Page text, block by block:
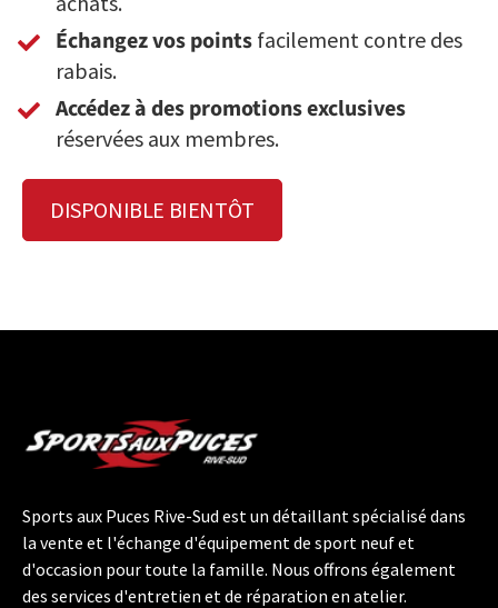
Échangez vos points facilement contre des
rabais.
Accédez à des promotions exclusives
réservées aux membres.
DISPONIBLE BIENTÔT
Sports aux Puces Rive-Sud est un détaillant spécialisé dans
la vente et l'échange d'équipement de sport neuf et
d'occasion pour toute la famille. Nous offrons également
des services d'entretien et de réparation en atelier.